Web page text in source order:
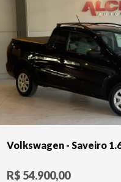
Volkswagen - Saveiro
R$ 54.900,00